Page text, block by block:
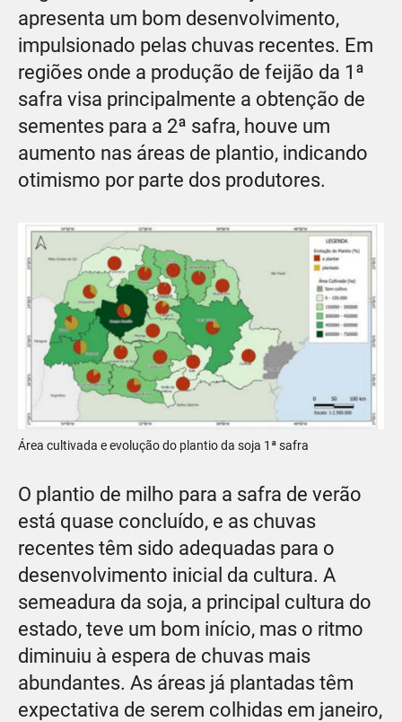
apresenta um bom desenvolvimento,
impulsionado pelas chuvas recentes. Em
regiões onde a produção de feijão da 1ª
safra visa principalmente a obtenção de
sementes para a 2ª safra, houve um
aumento nas áreas de plantio, indicando
otimismo por parte dos produtores.
Área cultivada e evolução do plantio da soja 1ª safra
O plantio de milho para a safra de verão
está quase concluído, e as chuvas
recentes têm sido adequadas para o
desenvolvimento inicial da cultura. A
semeadura da soja, a principal cultura do
estado, teve um bom início, mas o ritmo
diminuiu à espera de chuvas mais
abundantes. As áreas já plantadas têm
expectativa de serem colhidas em janeiro,